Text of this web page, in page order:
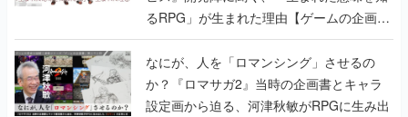
るRPG」が生まれた理由【ゲームの企画
書】
なにが、人を「ロマンシング」させるの
か？『ロマサガ2』当時の企画書とキャラ
設定画から迫る、河津秋敏がRPGに生み出